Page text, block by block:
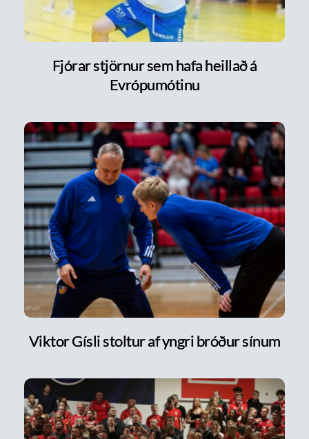
Fjórar stjörnur sem hafa heillað á
Evrópumótinu
Viktor Gísli stoltur af yngri bróður sínum